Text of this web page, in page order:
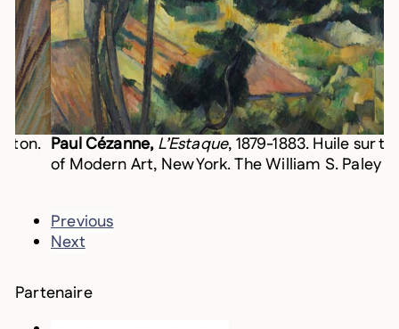
Paul Cézanne, L’Estaque, 1879-1883. Huile sur
of Modern Art, New York. The William S. Paley
Previous
Next
Partenaire